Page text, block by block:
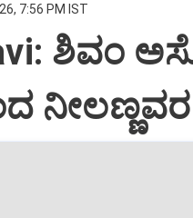
7:56 PM IST
ಶಿವಂ